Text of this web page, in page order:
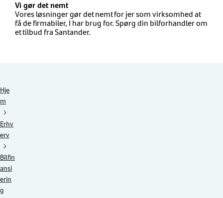
Vi gør det nemt
Vores løsninger gør det nemt for jer som virksomhed at
få de firmabiler, I har brug for. Spørg din bilforhandler om
et tilbud fra Santander.
Hje
m
Erhv
erv
Bilfin
ansi
erin
g